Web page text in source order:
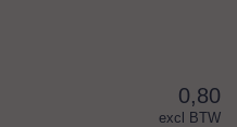
0,80
excl BTW